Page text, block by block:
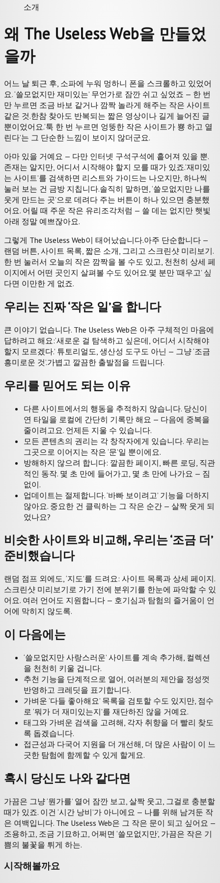
소개
왜 The Useless Web을 만들었
을까
어느 날 퇴근 후, 소파에 누워 멍하니 폰을 스크롤하고 있었어
요. ‘쓸모없지만 재미있는’ 무언가로 잠깐 쉬고 싶었죠 — 한 번
만 누르면 조금 바보 같거나 깜짝 놀라게 해주는 작은 사이트
같은 것.한참 찾아도 반복되는 짧은 영상이나 길게 늘어진 글
뿐이었어요.‘툭 한 번 누르면 엉뚱한 작은 사이트가 뿅 하고 열
린다’는 그 단순한 느낌이 보이지 않더군요.
아마 있을 거예요 — 다만 인터넷 구석구석에 흩어져 있을 뿐.
존재는 알지만, 어디서 시작해야 할지 모를 때가 있죠.‘재미있
는 사이트’를 검색하면 리스트와 가이드는 나오지만, 하나씩
눌러 보는 건 금방 지칩니다.솔직히 말하면, ‘쓸모없지만 나를
웃게 만드는 곳’으로 데려다 주는 버튼이 하나 있으면 충분했
어요. 어릴 때 주운 작은 유리조각처럼 — 쓸 데는 없지만 햇빛
아래 정말 예쁘잖아요.
그렇게 The Useless Web이 태어났습니다.아주 단순합니다 —
랜덤 버튼, 사이트 목록, 짧은 소개, 그리고 스크린샷 미리보기.
한 번 눌러서 오늘의 작은 깜짝을 볼 수도 있고, 천천히 상세 페
이지에서 어떤 곳인지 살펴볼 수도 있어요.몇 분만 ‘때우고’ 싶
다면 이만한 게 없죠.
우리는 진짜 ‘작은 일’을 합니다
큰 이야기 없습니다. The Useless Web은 아주 구체적인 마음에
답하려고 해요:‘새로운 걸 탐색하고 싶은데, 어디서 시작해야
할지 모르겠다.’ 튜토리얼도, 생산성 도구도 아닌 — 그냥 ‘조금
흥미로운 것’.가볍고 깔끔한 출발점을 드립니다.
우리를 믿어도 되는 이유
다른 사이트에서의 행동을 추적하지 않습니다. 당신이
연 타일을 로컬에 간단히 기록만 해요 — 다음에 중복을
줄이려고요. 언제든 지울 수 있습니다.
모든 콘텐츠의 권리는 각 창작자에게 있습니다. 우리는
그곳으로 이어지는 작은 ‘문’일 뿐이에요.
방해하지 않으려 합니다: 깔끔한 페이지, 빠른 로딩, 직관
적인 동작. 몇 초 만에 들어가고, 몇 초 만에 나가요 — 짐
없이.
업데이트는 절제합니다. ‘바빠 보이려고’ 기능을 더하지
않아요. 중요한 건 클릭하는 그 작은 순간 — 살짝 웃게 되
었나요?
비슷한 사이트와 비교해, 우리는 ‘조금 더’
준비했습니다
랜덤 점프 외에도, ‘지도’를 드려요: 사이트 목록과 상세 페이지.
스크린샷 미리보기로 가기 전에 분위기를 한눈에 파악할 수 있
어요. 여러 언어도 지원합니다 — 호기심과 탐험의 즐거움이 언
어에 막히지 않도록.
이 다음에는
‘쓸모없지만 사랑스러운’ 사이트를 계속 추가해, 컬렉션
을 천천히 키울 겁니다.
추천 기능을 단계적으로 열어, 여러분의 제안을 정성껏
반영하고 크레딧을 표기합니다.
가벼운 ‘다들 좋아해요’ 목록을 검토할 수도 있지만, 점수
로 ‘뭐가 더 재미있는지’를 재단하진 않을 거예요.
태그와 가벼운 검색을 고려해, 각자 취향을 더 빨리 찾도
록 돕겠습니다.
접근성과 다국어 지원을 더 개선해, 더 많은 사람이 이 느
긋한 탐험에 함께할 수 있게 할게요.
혹시 당신도 나와 같다면
가끔은 그냥 ‘뭔가를’ 열어 잠깐 보고, 살짝 웃고, 그걸로 충분할
때가 있죠. 이건 ‘시간 낭비’가 아니에요 — 나를 위해 남겨둔 작
은 여백입니다. The Useless Web은 그 작은 문이 되고 싶어요 —
조용하고, 조금 기묘하고, 어쩌면 ‘쓸모없지만’, 가끔은 작은 기
쁨의 불꽃을 튀게 하는.
시작해볼까요